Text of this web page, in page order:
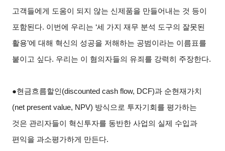
고객들에게 도움이 되지 않는 신제품을 만들어내는 것 등이
포함된다. 이번에 우리는 ‘세 가지 재무 분석 도구의 잘못된
활용’에 대해 혁신의 성공을 저해하는 공범이라는 이름표를
붙이고 싶다. 우리는 이 혐의자들의 유죄를 강력히 주장한다.
●현금흐름할인(discounted cash flow, DCF)과 순현재가치
(net present value, NPV) 방식으로 투자기회를 평가하는
것은 관리자들이 혁신투자를 동반한 사업의 실제 수입과
편익을 과소평가하게 만든다.